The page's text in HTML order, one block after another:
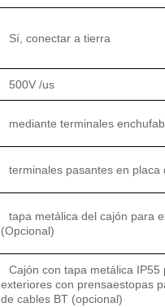
Sí, conectar a tierra
500V /us
mediante terminales
terminales pasantes en placa
tapa metálica del cajón para
(Opcional)
Cajón con tapa metálica IP55
exteriores con prensaestopas
de cables BT (opcional)